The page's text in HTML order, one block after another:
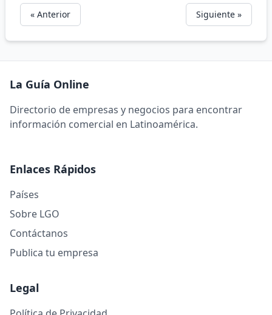
« Anterior Siguiente »
La Guía Online
Directorio de empresas y negocios para encontrar
información comercial en Latinoamérica.
Enlaces Rápidos
Países
Sobre LGO
Contáctanos
Publica tu empresa
Legal